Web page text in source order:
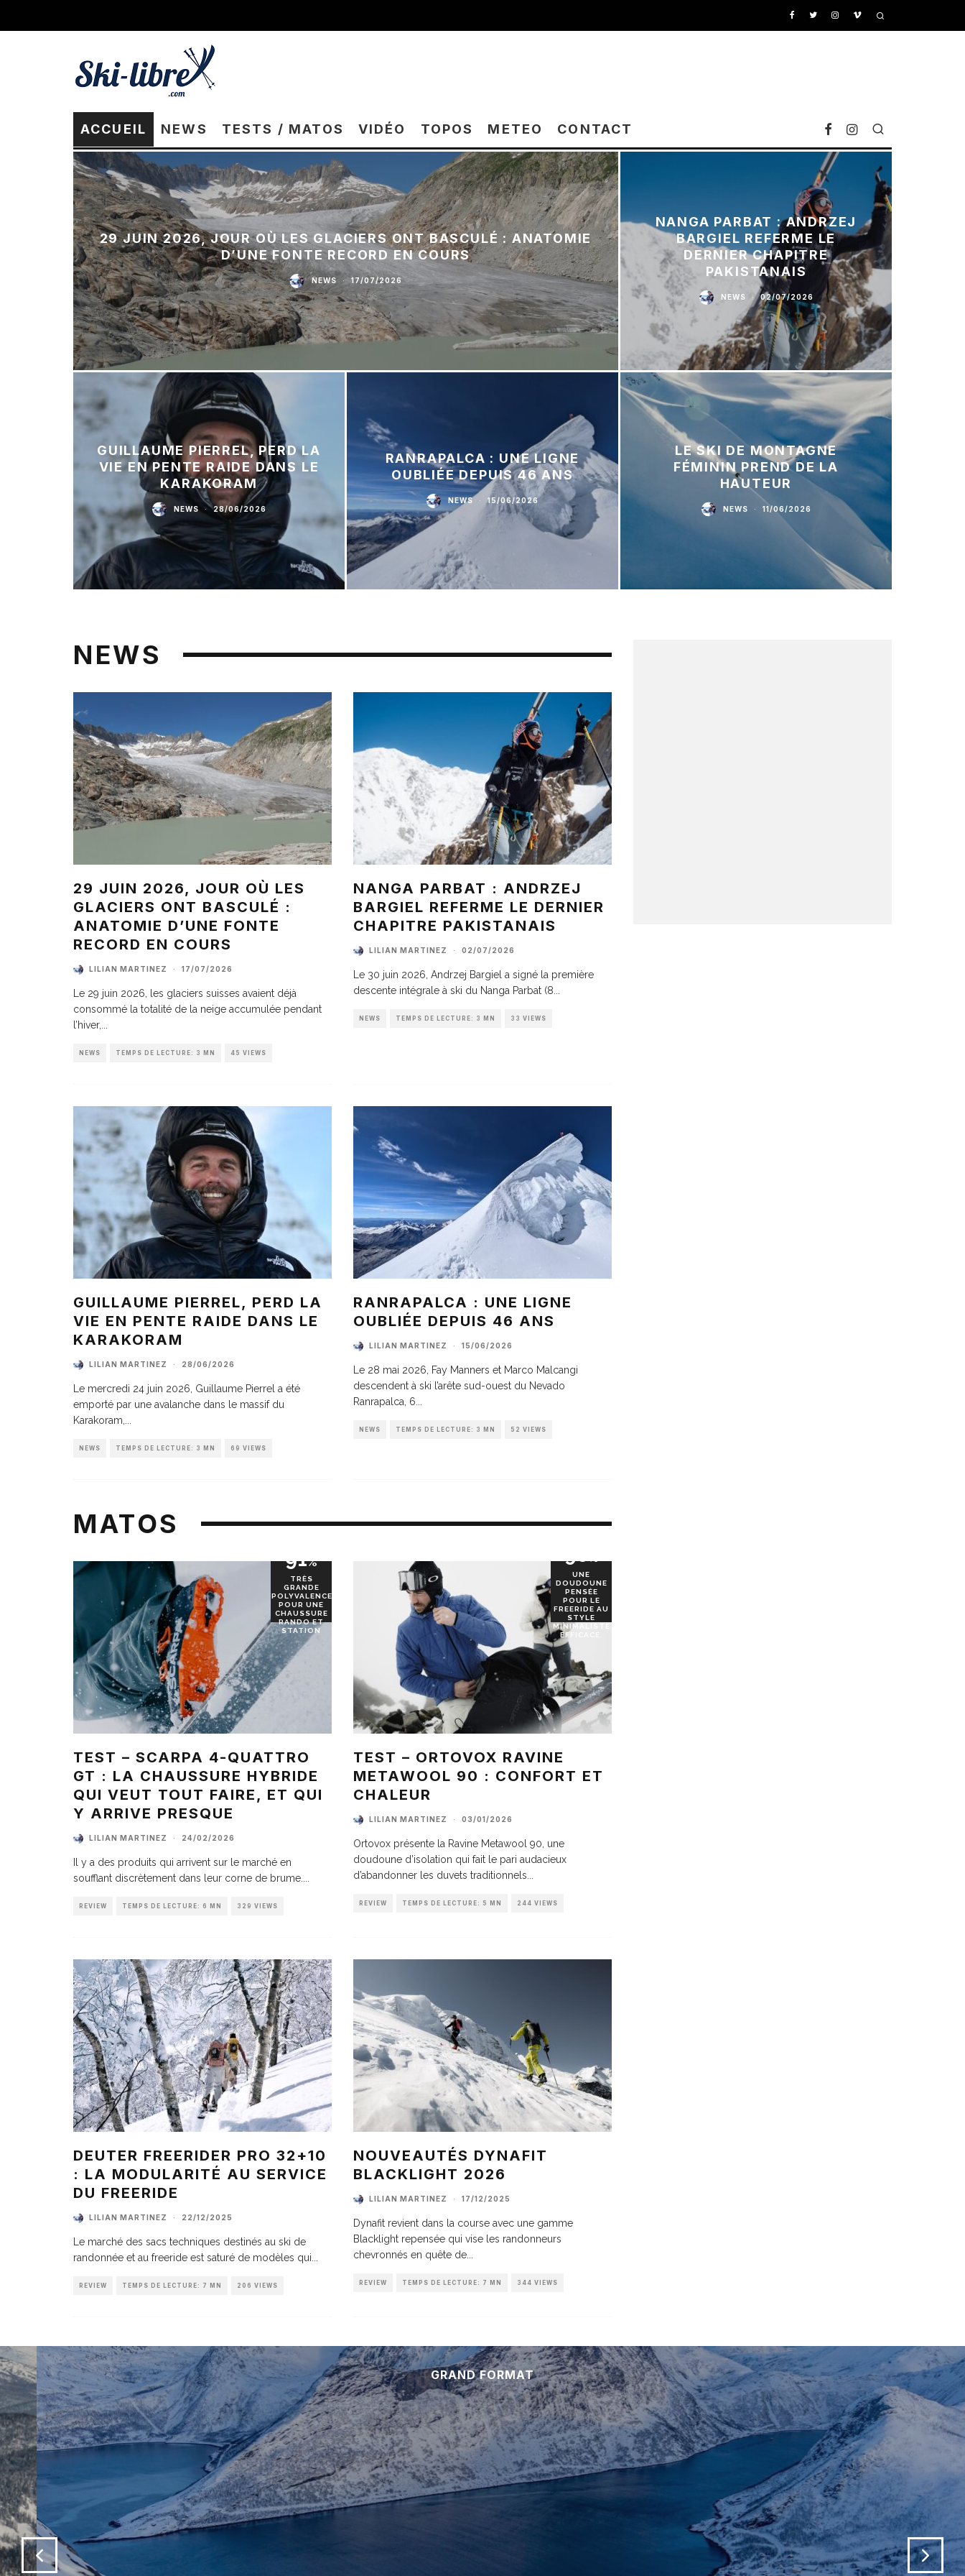
ACCUEIL NEWS TESTS / MATOS VIDÉO TOPOS METEO CONTACT
29 JUIN 2026, JOUR OÙ LES GLACIERS ONT BASCULÉ : ANATOMIE
D’UNE FONTE RECORD EN COURS
NEWS · 17/07/2026
NANGA PARBAT : ANDRZEJ
BARGIEL REFERME LE
DERNIER CHAPITRE
PAKISTANAIS
NEWS · 02/07/2026
GUILLAUME PIERREL, PERD LA
VIE EN PENTE RAIDE DANS LE
KARAKORAM
NEWS · 28/06/2026
RANRAPALCA : UNE LIGNE
OUBLIÉE DEPUIS 46 ANS
NEWS · 15/06/2026
LE SKI DE MONTAGNE
FÉMININ PREND DE LA
HAUTEUR
NEWS · 11/06/2026
NEWS
29 JUIN 2026, JOUR OÙ LES
GLACIERS ONT BASCULÉ :
ANATOMIE D’UNE FONTE
RECORD EN COURS
LILIAN MARTINEZ · 17/07/2026
Le 29 juin 2026, les glaciers suisses avaient déjà
consommé la totalité de la neige accumulée pendant
l’hiver,
NEWS TEMPS DE LECTURE: 3 MN 45 VIEWS
NANGA PARBAT : ANDRZEJ
BARGIEL REFERME LE DERNIER
CHAPITRE PAKISTANAIS
LILIAN MARTINEZ · 02/07/2026
Le 30 juin 2026, Andrzej Bargiel a signé la première
descente intégrale à ski du Nanga Parbat (8
NEWS TEMPS DE LECTURE: 3 MN 33 VIEWS
GUILLAUME PIERREL, PERD LA
VIE EN PENTE RAIDE DANS LE
KARAKORAM
LILIAN MARTINEZ · 28/06/2026
Le mercredi 24 juin 2026, Guillaume Pierrel a été
emporté par une avalanche dans le massif du
Karakoram,
NEWS TEMPS DE LECTURE: 3 MN 69 VIEWS
RANRAPALCA : UNE LIGNE
OUBLIÉE DEPUIS 46 ANS
LILIAN MARTINEZ · 15/06/2026
Le 28 mai 2026, Fay Manners et Marco Malcangi
descendent à ski l’arête sud-ouest du Nevado
Ranrapalca, 6
NEWS TEMPS DE LECTURE: 3 MN 52 VIEWS
MATOS
91%
TRÈS
GRANDE
POLYVALENCE
POUR UNE
CHAUSSURE
RANDO ET
STATION
TEST – SCARPA 4-QUATTRO
GT : LA CHAUSSURE HYBRIDE
QUI VEUT TOUT FAIRE, ET QUI
Y ARRIVE PRESQUE
LILIAN MARTINEZ · 24/02/2026
Il y a des produits qui arrivent sur le marché en
soufflant discrètement dans leur corne de brume.
REVIEW TEMPS DE LECTURE: 6 MN 329 VIEWS
90%
UNE
DOUDOUNE
PENSÉE
POUR LE
FREERIDE AU
STYLE
MINIMALISTE
EFFICACE.
TEST – ORTOVOX RAVINE
METAWOOL 90 : CONFORT ET
CHALEUR
LILIAN MARTINEZ · 03/01/2026
Ortovox présente la Ravine Metawool 90, une
doudoune d’isolation qui fait le pari audacieux
d’abandonner les duvets traditionnels
REVIEW TEMPS DE LECTURE: 5 MN 244 VIEWS
DEUTER FREERIDER PRO 32+10
: LA MODULARITÉ AU SERVICE
DU FREERIDE
LILIAN MARTINEZ · 22/12/2025
Le marché des sacs techniques destinés au ski de
randonnée et au freeride est saturé de modèles qui
REVIEW TEMPS DE LECTURE: 7 MN 206 VIEWS
NOUVEAUTÉS DYNAFIT
BLACKLIGHT 2026
LILIAN MARTINEZ · 17/12/2025
Dynafit revient dans la course avec une gamme
Blacklight repensée qui vise les randonneurs
chevronnés en quête de
REVIEW TEMPS DE LECTURE: 7 MN 344 VIEWS
GRAND FORMAT